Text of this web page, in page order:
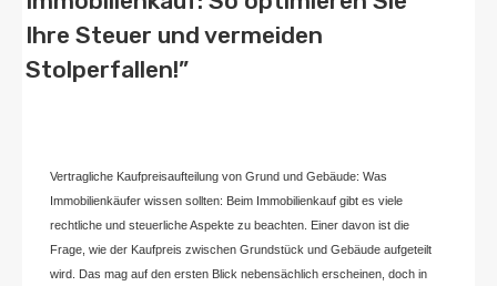
Ihre Steuer und vermeiden
Stolperfallen!”
Home2 Immobilien
Vertragliche Kaufpreisaufteilung von Grund und Gebäude: Was
Immobilienkäufer wissen sollten: Beim Immobilienkauf gibt es viele
rechtliche und steuerliche Aspekte zu beachten. Einer davon ist die
Frage, wie der Kaufpreis zwischen Grundstück und Gebäude aufgeteilt
wird. Das mag auf den ersten Blick nebensächlich erscheinen, doch in